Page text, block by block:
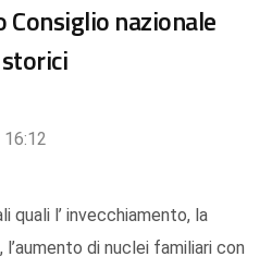
nazionale
16:12
quali l’ invecchiamento, la
di nuclei familiari con